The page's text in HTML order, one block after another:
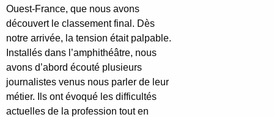
Ouest-France, que nous avons
découvert le classement final. Dès
notre arrivée, la tension était palpable.
Installés dans l’amphithéâtre, nous
avons d’abord écouté plusieurs
journalistes venus nous parler de leur
métier. Ils ont évoqué les difficultés
actuelles de la profession tout en